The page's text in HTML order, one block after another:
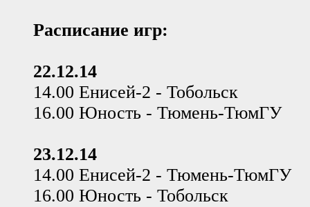
Расписание игр:
22.12.14
14.00 Енисей-2 - Тобольск
16.00 Юность - Тюмень-ТюмГУ
23.12.14
14.00 Енисей-2 - Тюмень-ТюмГУ
16.00 Юность - Тобольск